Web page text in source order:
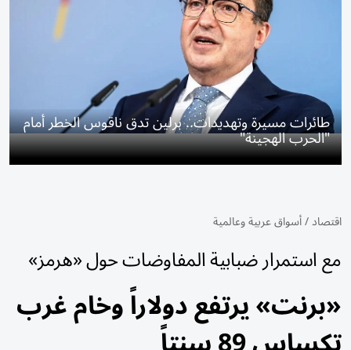
طائرات مسيرة وتهديدات.. برلين تدق ناقوس الخطر أمام
"الحرب الهجينة"
اقتصاد/أسواق عربية وعالمية
مع استمرار ضبابية المفاوضات حول «هرمز»
«برنت» يرتفع دولاراً وخام ​غرب